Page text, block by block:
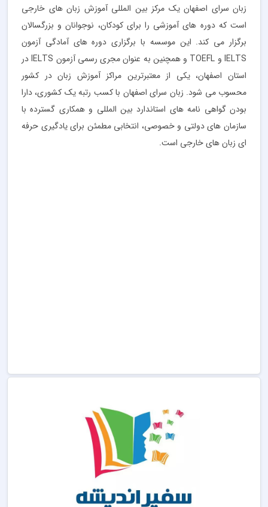
زبان سرای اصفهان یک مرکز بین المللی آموزش زبان های خارجی
است که دوره های آموزشی را برای کودکان، نوجوانان و بزرگسالان
برگزار می کند. این موسسه با برگزاری دوره های آمادگی آزمون
IELTS و TOEFL و همچنین به عنوان مجری رسمی آزمون IELTS در
استان اصفهان، یکی از معتبرترین مراکز آموزش زبان در کشور
محسوب می شود. زبان سرای اصفهان با کسب رتبه یک کشوری، دارا
بودن گواهی نامه های استاندارد بین المللی و همکاری گسترده با
سازمان های دولتی و خصوصی، انتخابی مطمئن برای یادگیری حرفه
ای زبان های خارجی است.